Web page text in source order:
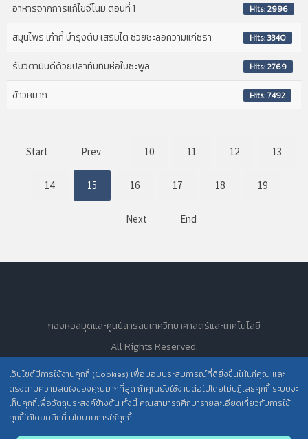
อาหารจากการแก้ไขจีโนม ตอนที่ 1 Hits: 2996
สมุนไพร เก๋ากี้ บำรุงตับ เสริมไต ช่วยชะลอความแก่ชรา Hits: 3340
รับวิตามินดีด้วยปลาทับทิมห่อใบชะพูล Hits: 2769
ข้าวหมาก Hits: 7492
Start Prev 10 11 12 13
14 15 16 17 18 19
Next End
เว็บไซต์มีการใช้งานคุกกี้ (Cookies) เพื่อมอบประสบการณ์ที่ดียิ่งขึ้นให้แก่คุณ และ
ตรงตามความสนใจของคุณมากที่สุด ถ้าคุณยังใช้งานต่อไปโดยไม่ปฏิเสธคุกกี้ ระบบจะ
เก็บคุกกี้เพื่อวัตถุประสงค์ข้างต้น ทั้งนี้ คุณสามารถศึกษารายละเอียดเกี่ยวกับการใช้
คุกกี้ได้โดยคลิกที่ นโยบายการใช้คุกกี้
กองหอสมุดและศูนย์สารสนเทศวิทยาศาสตร์และเทคโนโลยี
All Rights Reserved.
นโยบายการคุ้มครองข้อมูลส่วนบุคคล วศ. /
ประกาศความเป็นส่วนตัว (Privacy Notice) สำหรับการบริการสารสนเทศ